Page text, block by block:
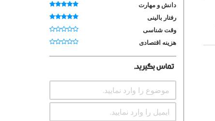
دانش و مهارت
رفتار بالینی
وقت شناسی
هزینه اقتصادی
تماس بگیرید.